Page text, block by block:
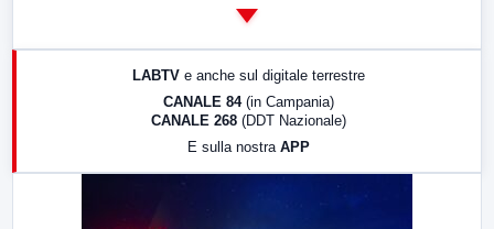
LABTV e anche sul digitale terrestre
CANALE 84 (in Campania)
CANALE 268 (DDT Nazionale)
E sulla nostra APP